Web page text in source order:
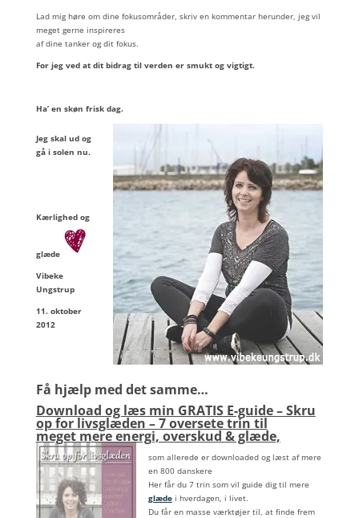
Lad mig høre om dine fokusområder, skriv en kommentar herunder, jeg vil
meget gerne inspireres
af dine tanker og dit fokus.
For jeg ved at dit bidrag til verden er smukt og vigtigt.
Ha’ en skøn frisk dag.
Jeg skal ud og
gå i solen nu.
Kærlighed og
glæde
Vibeke
Ungstrup
11. oktober
2012
Få hjælp med det samme…
Download og læs min GRATIS E-guide – Skru
op for livsglæden – 7 oversete trin til
meget mere energi, overskud & glæde,
som allerede er downloaded og læst af mere
en 800 danskere
Her får du 7 trin som vil guide dig til mere
glædei hverdagen, i livet.
Du får en masse værktøjer til, at finde frem